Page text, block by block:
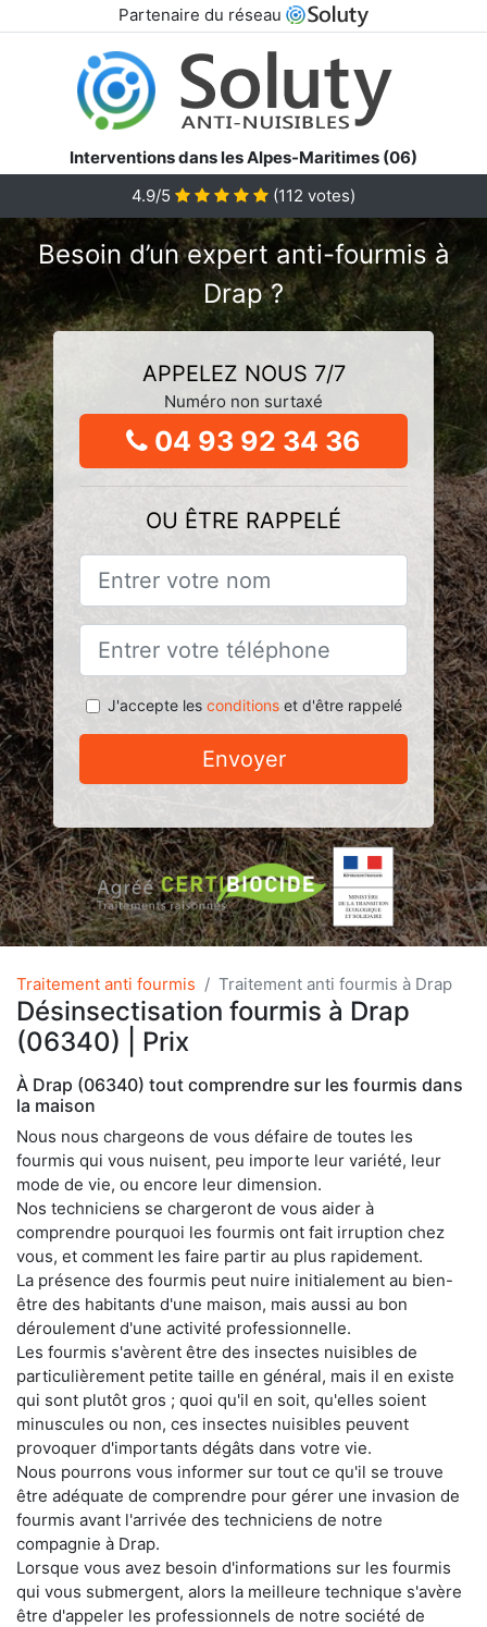
Partenaire du réseau
Interventions dans les Alpes-Maritimes (06)
4.9/5
(112 votes)
Besoin d’un expert anti-fourmis à
Drap ?
APPELEZ NOUS 7/7
Numéro non surtaxé
04 93 92 34 36
OU ÊTRE RAPPELÉ
J'accepte les conditionset d'être rappelé
Envoyer
Traitement anti fourmis Traitement anti fourmis à Drap
Désinsectisation fourmis à Drap
(06340) | Prix
À Drap (06340) tout comprendre sur les fourmis dans
la maison
Nous nous chargeons de vous défaire de toutes les
fourmis qui vous nuisent, peu importe leur variété, leur
mode de vie, ou encore leur dimension.
Nos techniciens se chargeront de vous aider à
comprendre pourquoi les fourmis ont fait irruption chez
vous, et comment les faire partir au plus rapidement.
La présence des fourmis peut nuire initialement au bien-
être des habitants d'une maison, mais aussi au bon
déroulement d'une activité professionnelle.
Les fourmis s'avèrent être des insectes nuisibles de
particulièrement petite taille en général, mais il en existe
qui sont plutôt gros ; quoi qu'il en soit, qu'elles soient
minuscules ou non, ces insectes nuisibles peuvent
provoquer d'importants dégâts dans votre vie.
Nous pourrons vous informer sur tout ce qu'il se trouve
être adéquate de comprendre pour gérer une invasion de
fourmis avant l'arrivée des techniciens de notre
compagnie à Drap.
Lorsque vous avez besoin d'informations sur les fourmis
qui vous submergent, alors la meilleure technique s'avère
être d'appeler les professionnels de notre société de